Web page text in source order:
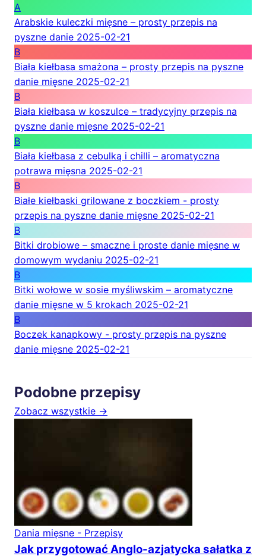
A
Arabskie kuleczki mięsne – prosty przepis na
pyszne danie 2025-02-21
B
Biała kiełbasa smażona – prosty przepis na pyszne
danie mięsne 2025-02-21
B
Biała kiełbasa w koszulce – tradycyjny przepis na
pyszne danie mięsne 2025-02-21
B
Biała kiełbasa z cebulką i chilli – aromatyczna
potrawa mięsna 2025-02-21
B
Białe kiełbaski grilowane z boczkiem - prosty
przepis na pyszne danie mięsne 2025-02-21
B
Bitki drobiowe – smaczne i proste danie mięsne w
domowym wydaniu 2025-02-21
B
Bitki wołowe w sosie myśliwskim – aromatyczne
danie mięsne w 5 krokach 2025-02-21
B
Boczek kanapkowy - prosty przepis na pyszne
danie mięsne 2025-02-21
Podobne przepisy
Zobacz wszystkie →
Dania mięsne - Przepisy
Jak przygotować Anglo-azjatycka sałatka z